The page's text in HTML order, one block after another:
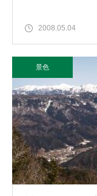
2008.05.04
景色